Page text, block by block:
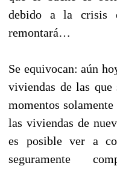
debido a la crisis
remontará…
Se equivocan: aún
viviendas de las que
momentos
las viviendas de
es posible ver a
seguramente